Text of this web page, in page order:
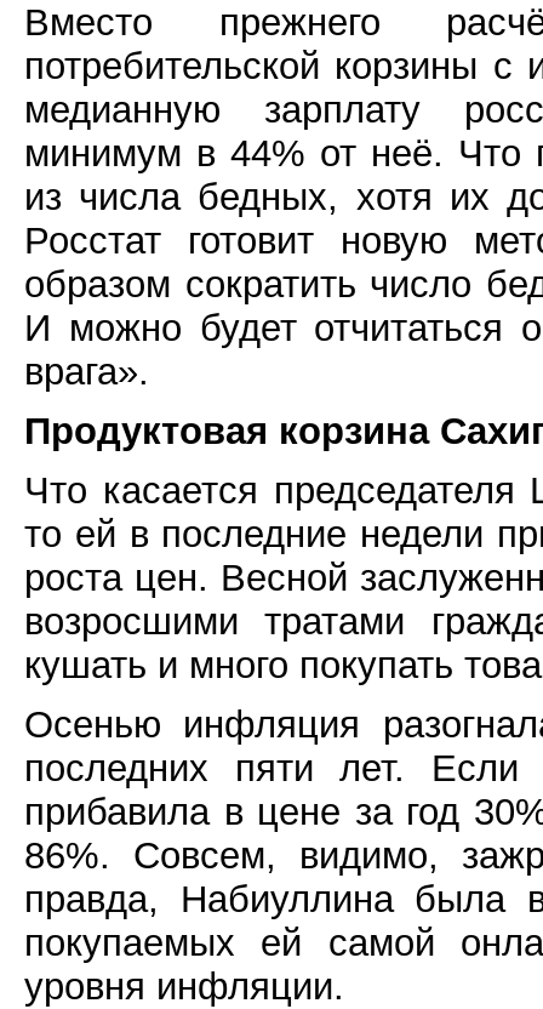
Вместо прежнего
потребительской корзины
медианную зарплату
минимум в 44% от неё. Что
из числа бедных, хотя их
Росстат готовит новую
образом сократить число
И можно будет отчитаться
врага».
Продуктовая корзина
Что касается
то ей в последние недели
роста цен. Весной
возросшими тратами
кушать и много покупать
Осенью инфляция
последних пяти лет. Если
прибавила в цене за год
86%. Совсем, видимо,
правда, Набиуллина была
покупаемых ей самой
уровня инфляции.